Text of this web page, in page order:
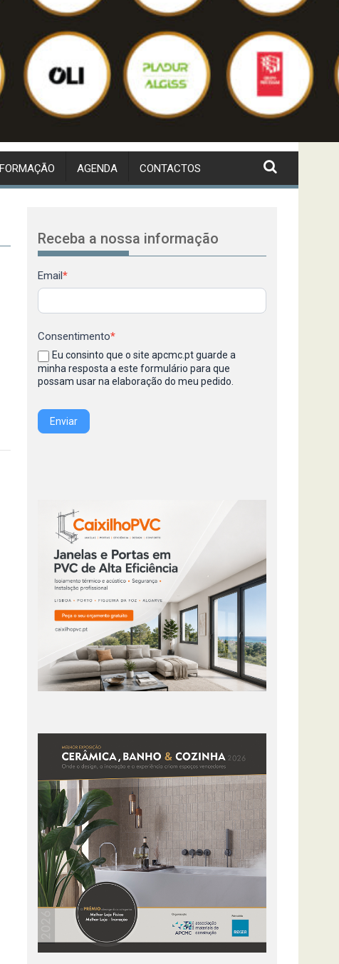
FORMAÇÃO AGENDA CONTACTOS
Receba a nossa informação
Newsletter
Email *
Consentimento*
Eu consinto que o site apcmc.pt guarde a
minha resposta a este formulário para que
possam usar na elaboração do meu pedido.
Enviar